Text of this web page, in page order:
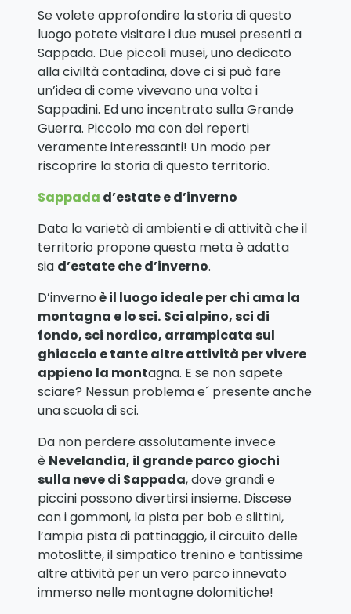
Se volete approfondire la storia di questo
luogo potete visitare i due musei presenti a
Sappada. Due piccoli musei, uno dedicato
alla civiltà contadina, dove ci si può fare
un’idea di come vivevano una volta i
Sappadini. Ed uno incentrato sulla Grande
Guerra. Piccolo ma con dei reperti
veramente interessanti! Un modo per
riscoprire la storia di questo territorio.
Sappada d’estate e d’inverno
Data la varietà di ambienti e di attività che il
territorio propone questa meta è adatta
sia d’estate che d’inverno.
D’invernoè il luogo ideale per chi ama la
montagna e lo sci. Sci alpino, sci di
fondo, sci nordico, arrampicata sul
ghiaccio e tante altre attività per vivere
appieno la montagna. E se non sapete
sciare? Nessun problema e´ presente anche
una scuola di sci.
Da non perdere assolutamente invece
è Nevelandia, il grande parco giochi
sulla neve di Sappada, dove grandi e
piccini possono divertirsi insieme. Discese
con i gommoni, la pista per bob e slittini,
l’ampia pista di pattinaggio, il circuito delle
motoslitte, il simpatico trenino e tantissime
altre attività per un vero parco innevato
immerso nelle montagne dolomitiche!